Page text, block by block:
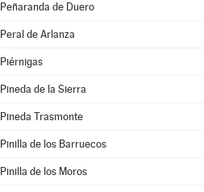
Peñaranda de Duero
Peral de Arlanza
Piérnigas
Pineda de la Sierra
Pineda Trasmonte
Pinilla de los Barruecos
Pinilla de los Moros